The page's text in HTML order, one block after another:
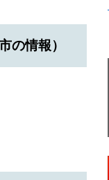
の情報）